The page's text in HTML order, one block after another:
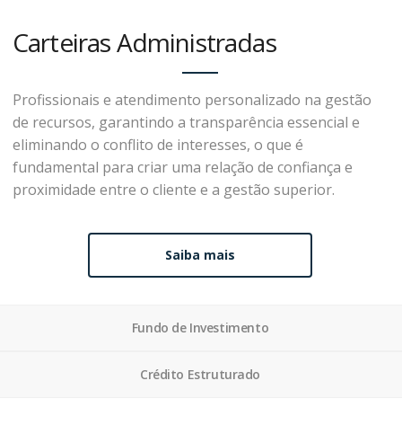
Carteiras Administradas
Profissionais e atendimento personalizado na gestão
de recursos, garantindo a transparência essencial e
eliminando o conflito de interesses, o que é
fundamental para criar uma relação de confiança e
proximidade entre o cliente e a gestão superior.
Saiba mais
Fundo de Investimento
Crédito Estruturado